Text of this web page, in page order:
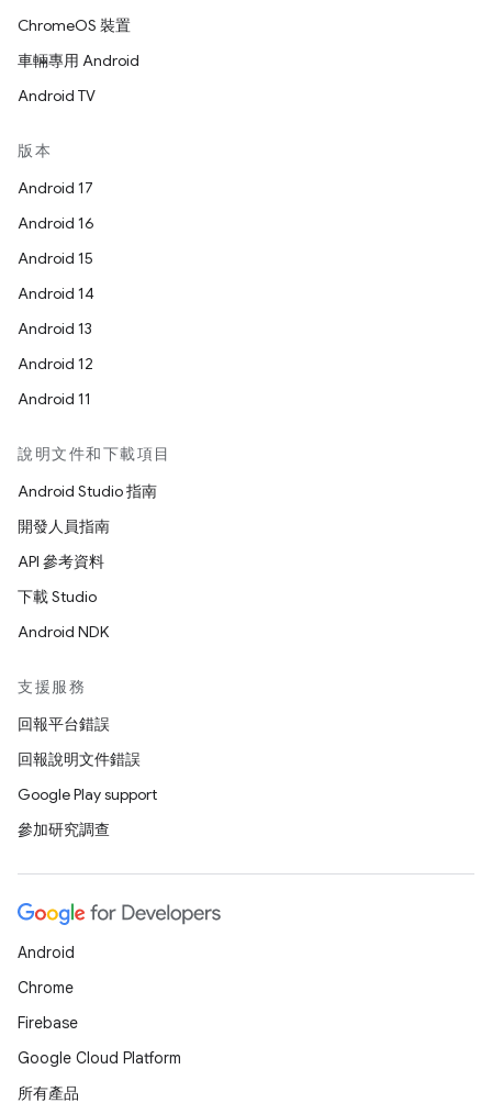
ChromeOS 裝置
車輛專用 Android
Android TV
版本
Android 17
Android 16
Android 15
Android 14
Android 13
Android 12
Android 11
說明文件和下載項目
Android Studio 指南
開發人員指南
API 參考資料
下載 Studio
Android NDK
支援服務
回報平台錯誤
回報說明文件錯誤
Google Play support
參加研究調查
Android
Chrome
Firebase
Google Cloud Platform
所有產品